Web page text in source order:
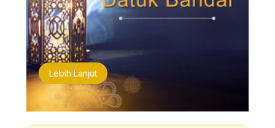
Lebih Lanjut